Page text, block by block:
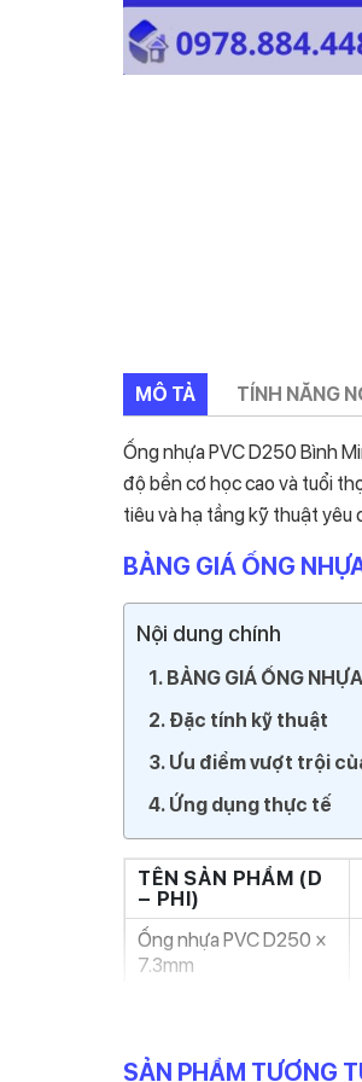
MÔ TẢ TÍNH NĂNG
Ống nhựa PVC D250 Bình
độ bền cơ học cao và tuổi
tiêu và hạ tầng kỹ thuật yêu
BẢNG GIÁ ỐNG
Nội dung chính
BẢNG GIÁ ỐNG
Đặc tính kỹ thuật
Ưu điểm vượt trội
Ứng dụng thực tế
TÊN SẢN PHẨM (D
– PHI)
Ống nhựa PVC D250 ×
7.3mm
SẢN PHẨM TƯƠNG